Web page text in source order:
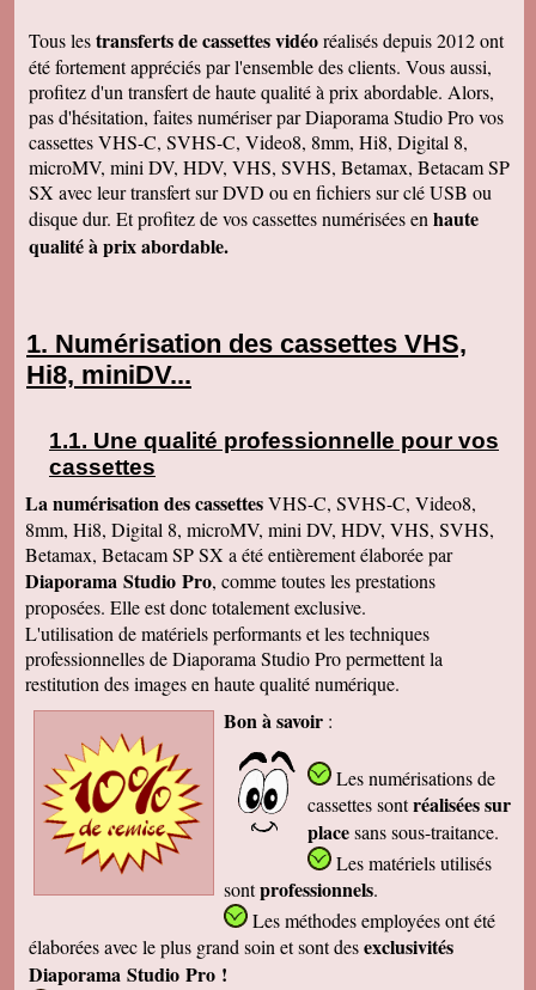
Tous lestransferts de cassettes vidéoréalisés depuis 2012 ont
été fortement appréciés par l'ensemble des clients. Vous aussi,
profitez d'un transfert de haute qualité à prix abordable. Alors,
pas d'hésitation, faites numériser par Diaporama Studio Pro vos
cassettes VHS-C, SVHS-C, Video8, 8mm, Hi8, Digital 8,
microMV, mini DV, HDV, VHS, SVHS, Betamax, Betacam SP
SX avec leur transfert sur DVD ou en fichiers sur clé USB ou
disque dur. Et profitez de vos cassettes numérisées en haute
qualité à prix abordable.
Numérisation des cassettes VHS,
Hi8, miniDV...
Une qualité professionnelle pour vos
cassettes
La numérisation des cassettesVHS-C, SVHS-C, Video8,
8mm, Hi8, Digital 8, microMV, mini DV, HDV, VHS, SVHS,
Betamax, Betacam SP SX a été entièrement élaborée par
Diaporama Studio Pro, comme toutes les prestations
proposées. Elle est donc totalement exclusive.
L'utilisation de matériels performants et les techniques
professionnelles de Diaporama Studio Pro permettent la
restitution des images en haute qualité numérique.
Bon à savoir :
Les numérisations de
cassettessontréalisées sur
placesans sous-traitance.
Les matériels utilisés
sontprofessionnels.
Les méthodes employéesont été
élaborées avec le plus grand soin et sont desexclusivités
Diaporama Studio Pro !